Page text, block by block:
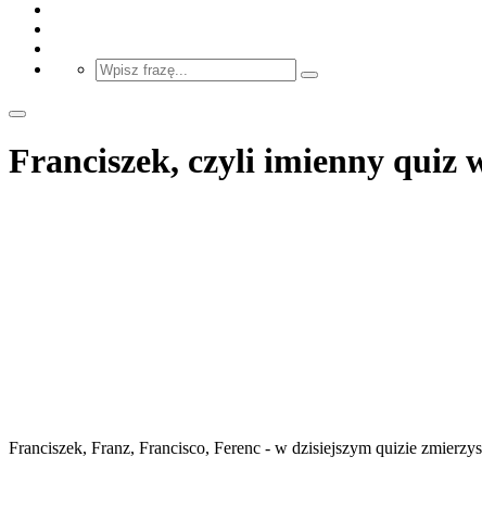
Franciszek, czyli imienny quiz
Franciszek, Franz, Francisco, Ferenc - w dzisiejszym quizie